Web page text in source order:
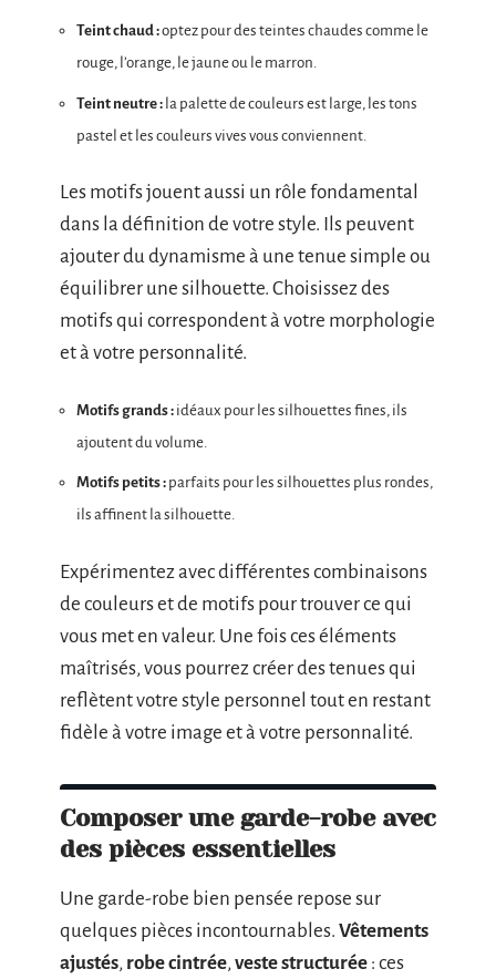
Teint chaud :optez pour des teintes chaudes comme le
rouge, l’orange, le jaune ou le marron.
Teint neutre : la palette de couleurs est large, les tons
pastel et les couleurs vives vous conviennent.
Les motifs jouent aussi un rôle fondamental
dans la définition de votre style. Ils peuvent
ajouter du dynamisme à une tenue simple ou
équilibrer une silhouette. Choisissez des
motifs qui correspondent à votre morphologie
et à votre personnalité.
Motifs grands : idéaux pour les silhouettes fines, ils
ajoutent du volume.
Motifs petits : parfaits pour les silhouettes plus rondes,
ils affinent la silhouette.
Expérimentez avec différentes combinaisons
de couleurs et de motifs pour trouver ce qui
vous met en valeur. Une fois ces éléments
maîtrisés, vous pourrez créer des tenues qui
reflètent votre style personnel tout en restant
fidèle à votre image et à votre personnalité.
Composer une garde-robe avec
des pièces essentielles
Une garde-robe bien pensée repose sur
quelques pièces incontournables. Vêtements
ajustés, robe cintrée, veste structurée : ces